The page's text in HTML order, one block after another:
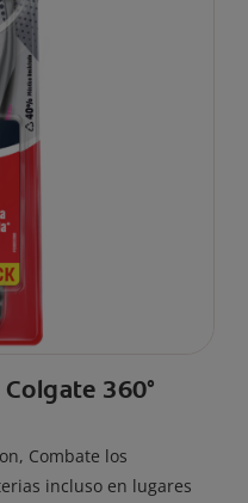
360°
Combate los
incluso en lugares